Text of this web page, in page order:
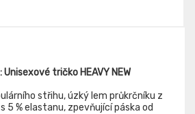
tričko HEAVY NEW
střihu, úzký lem průkrčníku z
5 % elastanu, zpevňující páska od